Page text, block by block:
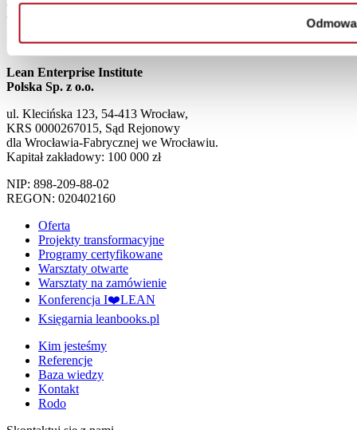
Odmowa
Dziękujemy za wysłanie formularza
Lean Enterprise Institute
Polska Sp. z o.o.
ul. Klecińska 123, 54-413 Wrocław,
KRS 0000267015, Sąd Rejonowy
dla Wrocławia-Fabrycznej we Wrocławiu.
Kapitał zakładowy: 100 000 zł
NIP: 898-209-88-02
REGON: 020402160
Oferta
Projekty transformacyjne
Programy certyfikowane
Warsztaty otwarte
Warsztaty na zamówienie
Konferencja I❤️LEAN
Księgarnia leanbooks.pl
Kim jesteśmy
Referencje
Baza wiedzy
Kontakt
Rodo